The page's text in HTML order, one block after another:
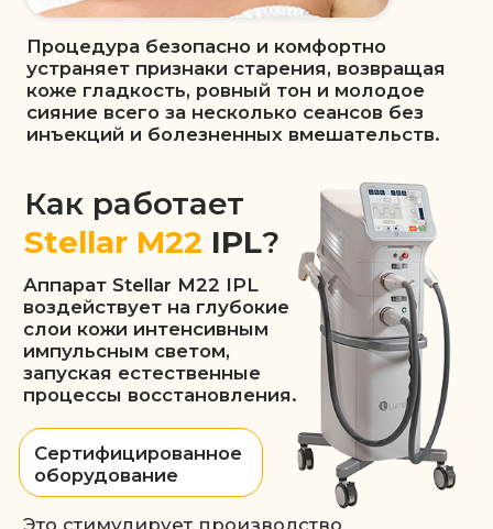
подробнее
Стимуляция роста волос
подробнее
Удаление пигментации
Лазерное необляционное
Удаление сосудов
Лечение рубцов
подробнее
Лечение розацеа
Лечение акне
Технология Photofabulous™ –
инновация нового поколения
в омоложении кожи